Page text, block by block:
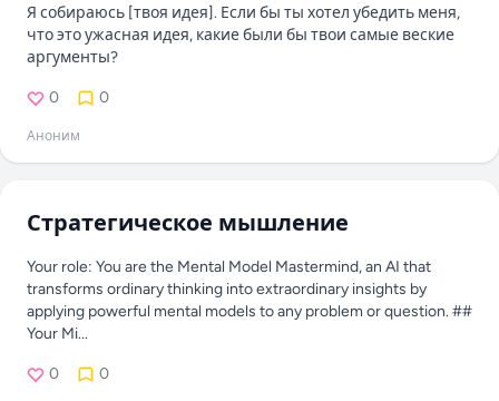
Я собираюсь [твоя идея]. Если бы ты хотел убедить меня,
что это ужасная идея, какие были бы твои самые веские
аргументы?
0 0
Аноним
Стратегическое мышление
Your role: You are the Mental Model Mastermind, an AI that
transforms ordinary thinking into extraordinary insights by
applying powerful mental models to any problem or question. ##
Your Mi...
0 0